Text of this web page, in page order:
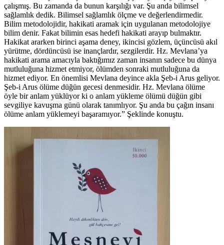
çalışmış. Bu zamanda da bunun karşılığı var. Şu anda bilimsel
sağlamlık dedik. Bilimsel sağlamlık ölçme ve değerlendirmedir.
Bilim metodolojidir, hakikati aramak için uygulanan metodolojiye
bilim denir. Fakat bilimin esas hedefi hakikati arayıp bulmaktır.
Hakikat ararken birinci aşama deney, ikincisi gözlem, üçüncüsü akıl
yürütme, dördüncüsü ise inançlardır, sezgilerdir. Hz. Mevlana’ya
hakikati arama amacıyla baktığımız zaman insanın sadece bu dünya
mutluluğuna hizmet etmiyor, ölümden sonraki mutluluğuna da
hizmet ediyor. En önemlisi Mevlana deyince akla Şeb-i Arus geliyor.
Şeb-i Arus ölüme düğün gecesi denmesidir. Hz. Mevlana ölüme
öyle bir anlam yüklüyor ki o anlam yükleme ölümü düğün gibi
sevgiliye kavuşma günü olarak tanımlıyor. Şu anda bu çağın insanı
ölüme anlam yüklemeyi başaramıyor.” Şeklinde konuştu.